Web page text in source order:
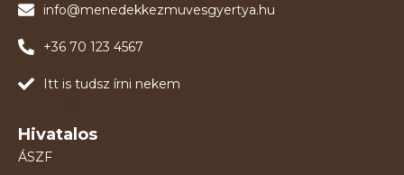
info@menedekkezmuvesgyertya.hu
+36 70 123 4567
Itt is tudsz írni nekem
Hivatalos
ÁSZF